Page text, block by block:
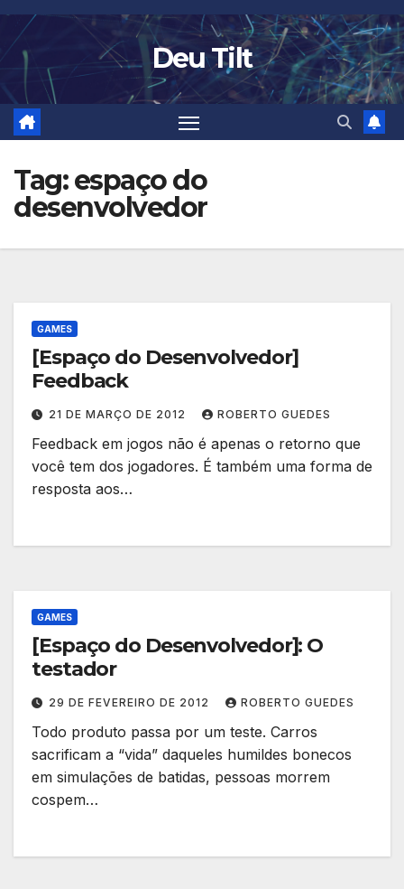
Skip
to
content
Deu Tilt
Tag:espaço do
desenvolvedor
GAMES
[Espaço do Desenvolvedor]
Feedback
21 DE MARÇO DE 2012 ROBERTO GUEDES
Feedback em jogos não é apenas o retorno que
você tem dos jogadores. É também uma forma de
resposta aos…
GAMES
[Espaço do Desenvolvedor]: O
testador
29 DE FEVEREIRO DE 2012 ROBERTO GUEDES
Todo produto passa por um teste. Carros
sacrificam a “vida” daqueles humildes bonecos
em simulações de batidas, pessoas morrem
cospem…